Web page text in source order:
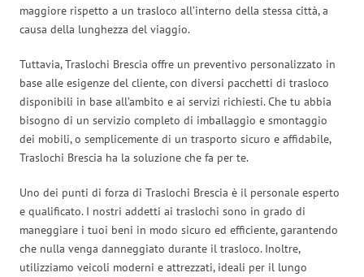
maggiore rispetto a un trasloco all’interno della stessa città, a
causa della lunghezza del viaggio.
Tuttavia, Traslochi Brescia offre un preventivo personalizzato in
base alle esigenze del cliente, con diversi pacchetti di trasloco
disponibili in base all’ambito e ai servizi richiesti. Che tu abbia
bisogno di un servizio completo di imballaggio e smontaggio
dei mobili, o semplicemente di un trasporto sicuro e affidabile,
Traslochi Brescia ha la soluzione che fa per te.
Uno dei punti di forza di Traslochi Brescia è il personale esperto
e qualificato. I nostri addetti ai traslochi sono in grado di
maneggiare i tuoi beni in modo sicuro ed efficiente, garantendo
che nulla venga danneggiato durante il trasloco. Inoltre,
utilizziamo veicoli moderni e attrezzati, ideali per il lungo